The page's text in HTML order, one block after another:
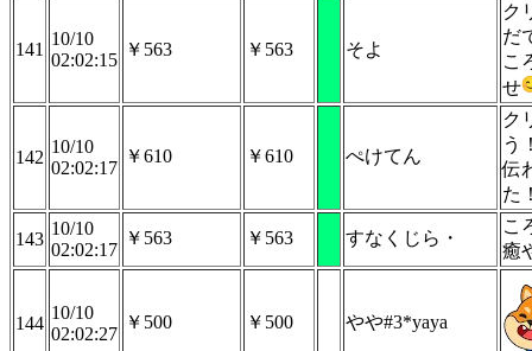
141
10/10
02:02:15
￥563 ￥563 そよ
ク
だ
こ
せ
142
10/10
02:02:17
￥610 ￥610 ぺけてん
ク
う
伝
た
143
10/10
02:02:17
￥563 ￥563 すなくじら・
こ
癒
144
10/10
02:02:27
￥500 ￥500 やや#3*yaya